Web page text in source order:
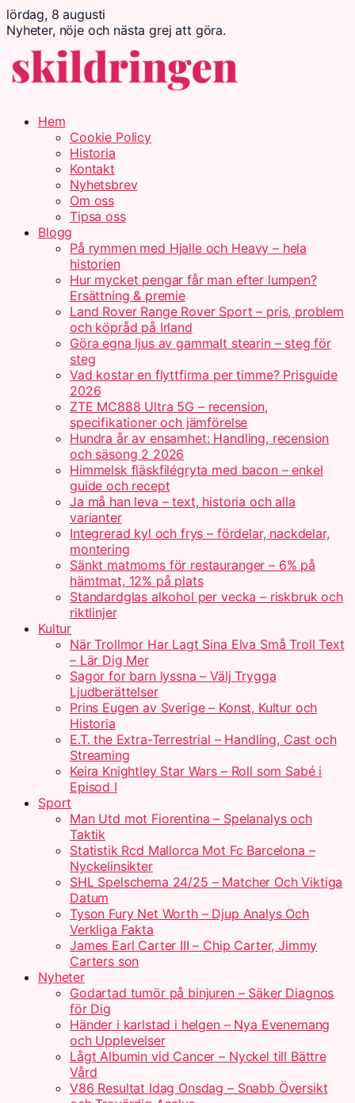
lördag, 8 augusti
Nyheter, nöje och nästa grej att göra.
Hem
Cookie Policy
Historia
Kontakt
Nyhetsbrev
Om oss
Tipsa oss
Blogg
På rymmen med Hjalle och Heavy – hela
historien
Hur mycket pengar får man efter lumpen?
Ersättning & premie
Land Rover Range Rover Sport – pris, problem
och köpråd på Irland
Göra egna ljus av gammalt stearin – steg för
steg
Vad kostar en flyttfirma per timme? Prisguide
2026
ZTE MC888 Ultra 5G – recension,
specifikationer och jämförelse
Hundra år av ensamhet: Handling, recension
och säsong 2 2026
Himmelsk fläskfilégryta med bacon – enkel
guide och recept
Ja må han leva – text, historia och alla
varianter
Integrerad kyl och frys – fördelar, nackdelar,
montering
Sänkt matmoms för restauranger – 6% på
hämtmat, 12% på plats
Standardglas alkohol per vecka – riskbruk och
riktlinjer
Kultur
När Trollmor Har Lagt Sina Elva Små Troll Text
– Lär Dig Mer
Sagor for barn lyssna – Välj Trygga
Ljudberättelser
Prins Eugen av Sverige – Konst, Kultur och
Historia
E.T. the Extra-Terrestrial – Handling, Cast och
Streaming
Keira Knightley Star Wars – Roll som Sabé i
Episod I
Sport
Man Utd mot Fiorentina – Spelanalys och
Taktik
Statistik Rcd Mallorca Mot Fc Barcelona –
Nyckelinsikter
SHL Spelschema 24/25 – Matcher Och Viktiga
Datum
Tyson Fury Net Worth – Djup Analys Och
Verkliga Fakta
James Earl Carter III – Chip Carter, Jimmy
Carters son
Nyheter
Godartad tumör på binjuren – Säker Diagnos
för Dig
Händer i karlstad i helgen – Nya Evenemang
och Upplevelser
Lågt Albumin vid Cancer – Nyckel till Bättre
Vård
V86 Resultat Idag Onsdag – Snabb Översikt